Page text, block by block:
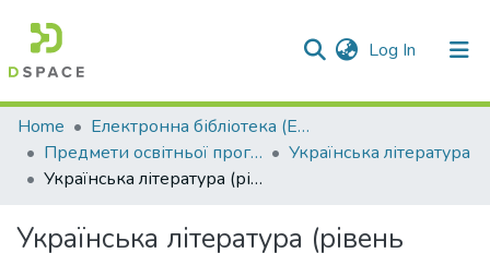
Log In (current)
Communities & Collections
All of DSpace
Home
Електронна бібліотека (E-Book)
Предмети освітньої програми профільної середньої освіти
Українська література
Українська література (рівень стандарту) : підруч. для 10 класу закл. заг. серед. освіти .2023
Українська література (рівень